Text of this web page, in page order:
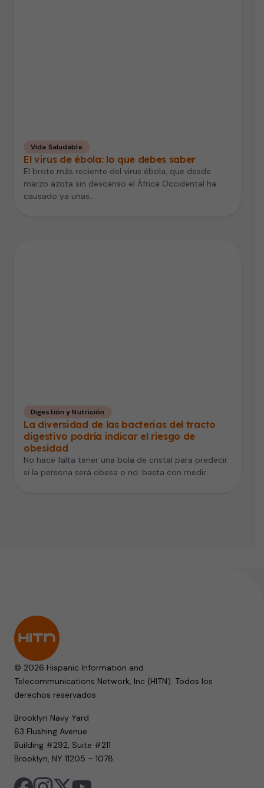
Vida Saludable
El virus de ébola: lo que debes saber
El brote más reciente del virus ébola, que desde
marzo azota sin descanso el África Occidental ha
causado ya unas…
Digestión y Nutrición
La diversidad de las bacterias del tracto
digestivo podría indicar el riesgo de
obesidad
No hace falta tener una bola de cristal para predecir
si la persona será obesa o no: basta con medir…
© 2026 Hispanic Information and
Telecommunications Network, Inc (HITN). Todos los
derechos reservados.
Brooklyn Navy Yard
63 Flushing Avenue
Building #292, Suite #211
Brooklyn, NY 11205 – 1078.